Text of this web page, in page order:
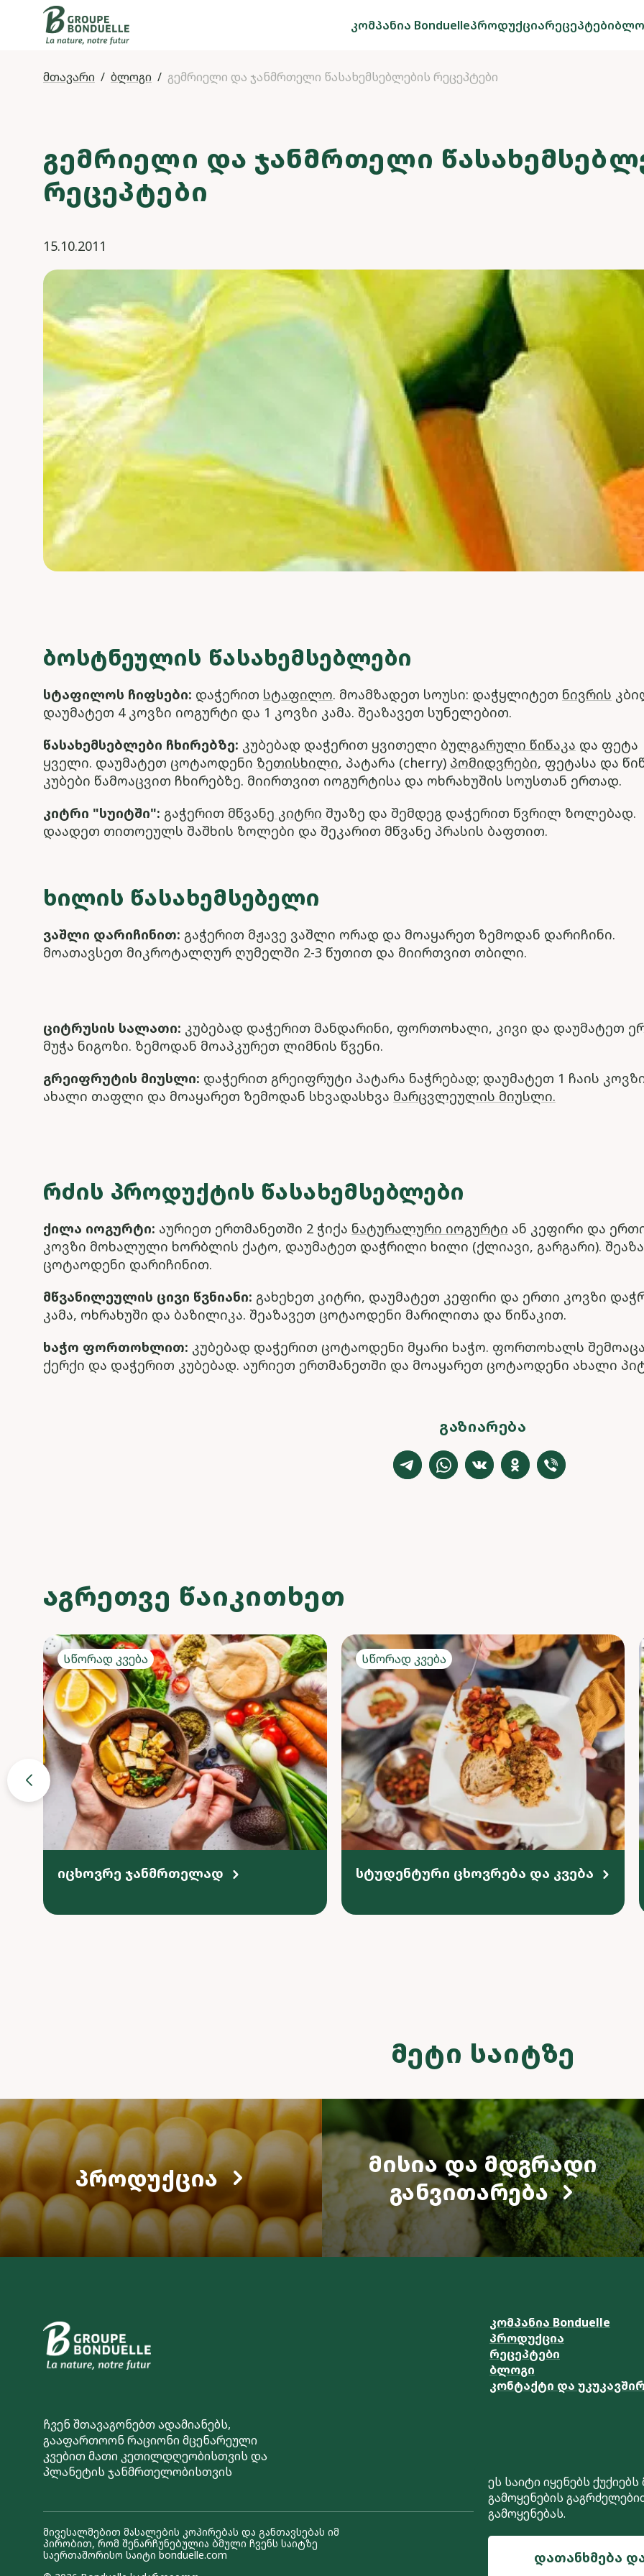
კომპანია Bonduelleპროდუქციარეცეპტები
მთავარი ბლოგი გემრიელი და ჯანმრთელი წასახემსებლების რეცეპტები
ᲒᲔᲛᲠᲘᲔᲚᲘ ᲓᲐ ᲯᲐᲜᲛᲠᲗᲔᲚᲘ
ᲠᲔᲪᲔᲞᲢᲔᲑᲘ
15.10.2011
ᲑᲝᲡᲢᲜᲔᲣᲚᲘᲡ ᲬᲐᲡᲐᲮᲔᲛᲡᲔᲑᲚᲔᲑᲘ
სტაფილოს ჩიფსები: დაჭერით სტაფილო. მოამზადეთ სოუსი: დაჭყლიტეთ ნივრის
დაუმატეთ 4 კოვზი იოგურტი და 1 კოვზი კამა. შეაზავეთ სუნელებით.
წასახემსებლები ჩხირებზე: კუბებად დაჭერით ყვითელი ბულგარული წიწაკა და ფეტა
ყველი. დაუმატეთ ცოტაოდენი ზეთისხილი, პატარა (cherry) პომიდვრები, ფეტასა და
კუბები წამოაცვით ჩხირებზე. მიირთვით იოგურტისა და ოხრახუშის სოუსთან ერთად.
კიტრი "სუიტში": გაჭერით მწვანე კიტრი შუაზე და შემდეგ დაჭერით წვრილ ზოლებად.
დაადეთ თითოეულს შაშხის ზოლები და შეკარით მწვანე პრასის ბაფთით.
ᲮᲘᲚᲘᲡ ᲬᲐᲡᲐᲮᲔᲛᲡᲔᲑᲔᲚᲘ
ვაშლი დარიჩინით: გაჭერით მჟავე ვაშლი ორად და მოაყარეთ ზემოდან დარიჩინი.
მოათავსეთ მიკროტალღურ ღუმელში 2-3 წუთით და მიირთვით თბილი.
ციტრუსის სალათი: კუბებად დაჭერით მანდარინი, ფორთოხალი, კივი და დაუმატეთ
მუჭა ნიგოზი. ზემოდან მოაპკურეთ ლიმნის წვენი.
გრეიფრუტის მიუსლი: დაჭერით გრეიფრუტი პატარა ნაჭრებად; დაუმატეთ 1 ჩაის
ახალი თაფლი და მოაყარეთ ზემოდან სხვადასხვა მარცვლეულის მიუსლი.
ᲠᲫᲘᲡ ᲞᲠᲝᲓᲣᲥᲢᲘᲡ ᲬᲐᲡᲐᲮᲔᲛᲡᲔᲑᲚᲔᲑᲘ
ქილა იოგურტი: აურიეთ ერთმანეთში 2 ჭიქა ნატურალური იოგურტი ან კეფირი და
კოვზი მოხალული ხორბლის ქატო, დაუმატეთ დაჭრილი ხილი (ქლიავი, გარგარი).
ცოტაოდენი დარიჩინით.
მწვანილეულის ცივი წვნიანი: გახეხეთ კიტრი, დაუმატეთ კეფირი და ერთი კოვზი
კამა, ოხრახუში და ბაზილიკა. შეაზავეთ ცოტაოდენი მარილითა და წიწაკით.
ხაჭო ფორთოხლით: კუბებად დაჭერით ცოტაოდენი მყარი ხაჭო. ფორთოხალს
ქერქი და დაჭერით კუბებად. აურიეთ ერთმანეთში და მოაყარეთ ცოტაოდენი ახალი
ᲒᲐᲖᲘᲐᲠᲔᲑᲐ
ᲐᲒᲠᲔᲗᲕᲔ ᲬᲐᲘᲙᲘᲗᲮᲔᲗ
Სწორად კვება
იცხოვრე ჯანმრთელად
Სწორად კვება
სტუდენტური ცხოვრება და კვება
ᲛᲔᲢᲘ ᲡᲐᲘᲢᲖᲔ
ᲞᲠᲝᲓᲣᲥᲪᲘᲐ
ᲛᲘᲡᲘᲐ ᲓᲐ ᲛᲓᲒᲠᲐᲓᲘ
ᲒᲐᲜᲕᲘᲗᲐᲠᲔᲑᲐ
ჩვენ შთავაგონებთ ადამიანებს,
გააფართოონ რაციონი მცენარეული
კვებით მათი კეთილდღეობისთვის და
პლანეტის ჯანმრთელობისთვის
კომპანია Bonduelle
პროდუქცია
რეცეპტები
ბლოგი
კონტაქტი და
მივესალმებით მასალების კოპირებას და განთავსებას იმ
პირობით, რომ შენარჩუნებულია ბმული ჩვენს საიტზე
საერთაშორისო საიტი bonduelle.com
ეს საიტი იყენებს
გამოყენების
გამოყენებას.
დათანხმება